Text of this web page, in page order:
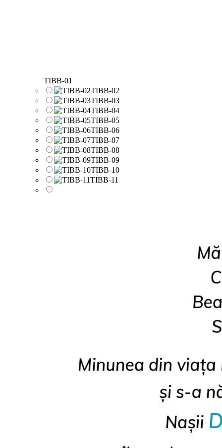
TIBB-01
TIBB-02
TIBB-03
TIBB-04
TIBB-05
TIBB-06
TIBB-07
TIBB-08
TIBB-09
TIBB-10
TIBB-11